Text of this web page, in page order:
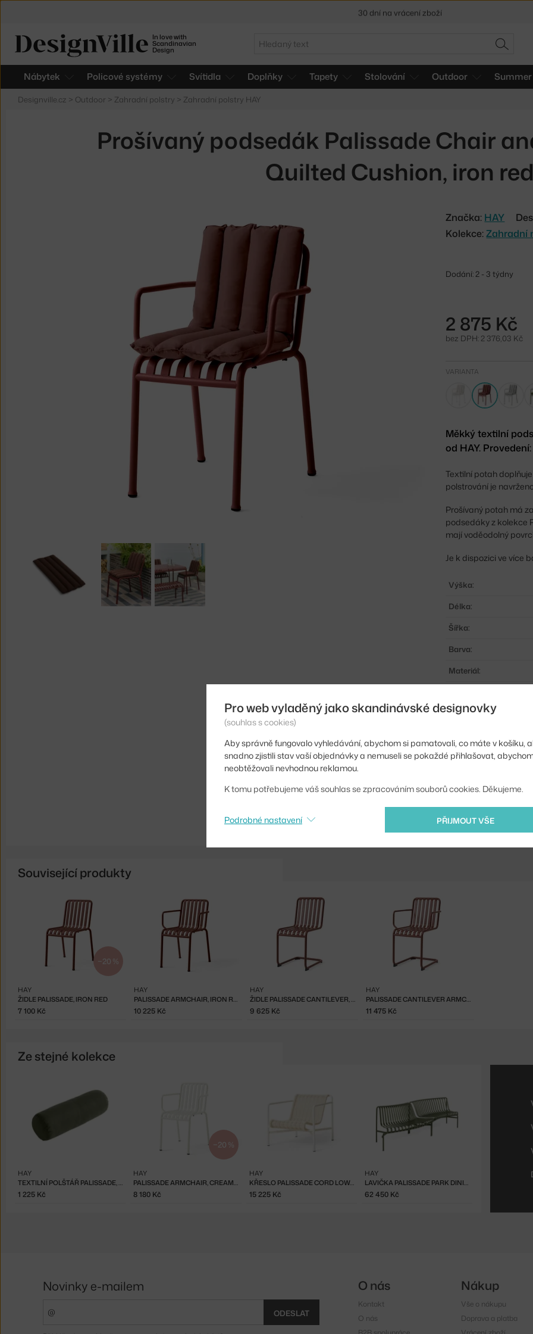
In love with
Scandinavian
Design
Hledat
HLEDAT
Nábytek Policové systémy Svítidla Doplňky Tapety Stolování Outdoor Summer
Designville.cz > Outdoor > Zahradní polstry > Zahradní polstry HAY
Prošívaný podsedák Palissade Chair
Quilted Cushion, iron red
Značka: HAY
Kolekce:Zahradní
Dodání: 2 - 3 týdny
2 875 Kč
bez DPH: 2 376,03 Kč
VARIANTA
Měkký textilní
od HAY.
Textilní potah
polstrování je
Prošívaný potah má
podsedáky z kolekce
mají voděodolný
Je k dispozici ve více
Výška:
Délka:
Šířka:
Barva:
Materiál:
Typ:
EAN
Ste zo Slovenska?
red
Související produkty
−20 %
ŽIDLE PALISSADE, IRON RED
HAY
7 100 Kč
PALISSADE ARMCHAIR, IRON RED
HAY
10 225 Kč
ŽIDLE PALISSADE CANTILEVER, IRON RED
HAY
9 625 Kč
PALISSADE CANTILEVER ARMCHAIR, IRON RED
HAY
11 475 Kč
Ze stejné kolekce
TEXTILNÍ POLŠTÁŘ PALISSADE, OLIVE
HAY
1 225 Kč
−20 %
PALISSADE ARMCHAIR, CREAM WHITE
HAY
8 180 Kč
KŘESLO PALISSADE CORD LOW, CREAM WHITE
HAY
15 225 Kč
LAVIČKA PALISSADE PARK DINING BENCH IN/OUT SET OF 2, OLIVE
HAY
62 450 Kč
30 dní na vrácení zboží
Pro web vyladěný jako skandinávské designovky
(souhlas s cookies)
Aby správně fungovalo vyhledávání, abychom si pamatovali, co máte v košíku,
snadno zjistili stav vaší objednávky a nemuseli se pokaždé přihlašovat,
neobtěžovali nevhodnou reklamou.
K tomu potřebujeme váš souhlas se zpracováním souborů cookies. Děkujeme.
PŘIJMOUT VŠE
Podrobné nastavení
Novinky e-mailem
ODESLAT
O nás
Kontakt
O nás
Nákup
Vše o nákupu
Doprava a platba